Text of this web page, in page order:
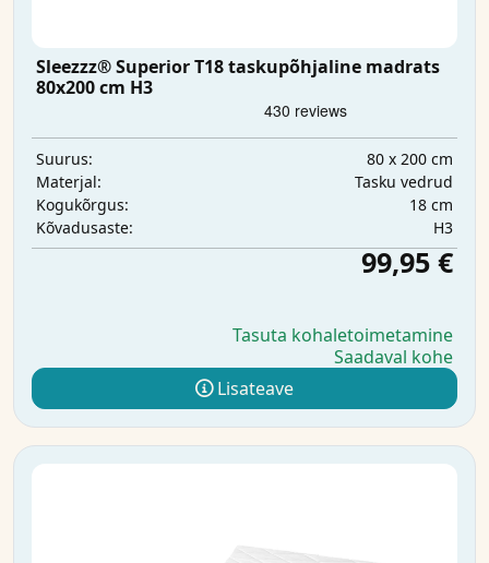
Sleezzz® Superior T18 taskupõhjaline madrats
80x200 cm H3
Suurus:
80 x 200 cm
Materjal:
Tasku vedrud
Kogukõrgus:
18 cm
Kõvadusaste:
H3
99,95 €
Tasuta kohaletoimetamine
Saadaval kohe
Lisateave